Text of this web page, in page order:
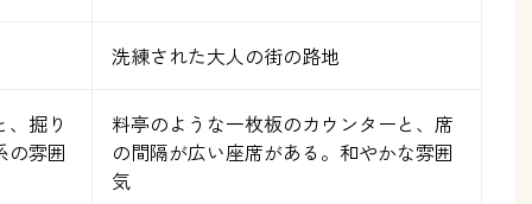
洗練された大人の街の路地
掘り
の雰囲
料亭のような一枚板のカウンターと、席
の間隔が広い座席がある。和やかな雰囲
気